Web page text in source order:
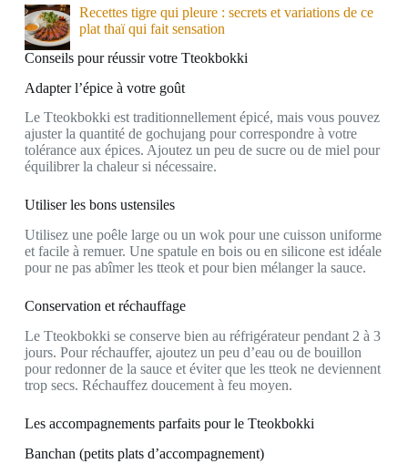
Recettes tigre qui pleure : secrets et variations de ce
plat thaï qui fait sensation
Conseils pour réussir votre Tteokbokki
Adapter l’épice à votre goût
Le Tteokbokki est traditionnellement épicé, mais vous pouvez
ajuster la quantité de gochujang pour correspondre à votre
tolérance aux épices. Ajoutez un peu de sucre ou de miel pour
équilibrer la chaleur si nécessaire.
Utiliser les bons ustensiles
Utilisez une poêle large ou un wok pour une cuisson uniforme
et facile à remuer. Une spatule en bois ou en silicone est idéale
pour ne pas abîmer les tteok et pour bien mélanger la sauce.
Conservation et réchauffage
Le Tteokbokki se conserve bien au réfrigérateur pendant 2 à 3
jours. Pour réchauffer, ajoutez un peu d’eau ou de bouillon
pour redonner de la sauce et éviter que les tteok ne deviennent
trop secs. Réchauffez doucement à feu moyen.
Les accompagnements parfaits pour le Tteokbokki
Banchan (petits plats d’accompagnement)